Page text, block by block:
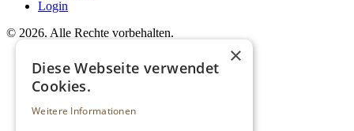
Login
© 2026. Alle Rechte vorbehalten.
×
Diese Webseite verwendet
Cookies.
Weitere Informationen